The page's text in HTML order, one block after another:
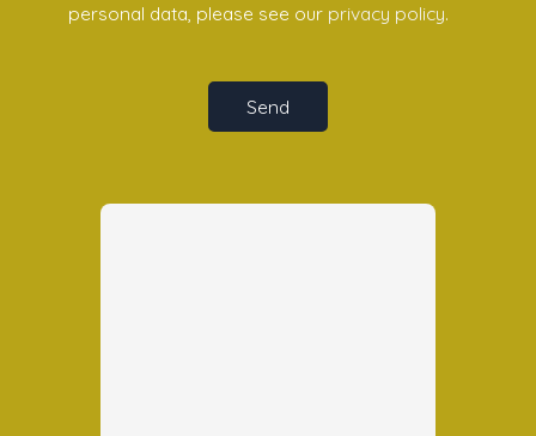
personal data, please see our privacy policy.
Send